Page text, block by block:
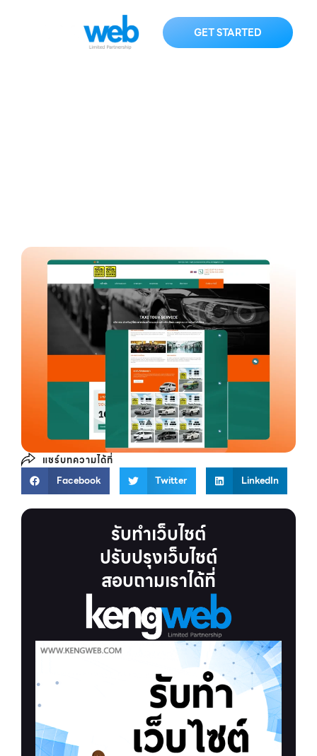
GET STARTED
แชร์บทความได้ที่
Facebook
Twitter LinkedIn
รับทำเว็บไชต์
ปรับปรุงเว็บไชต์
สอบถามเราได้ที่